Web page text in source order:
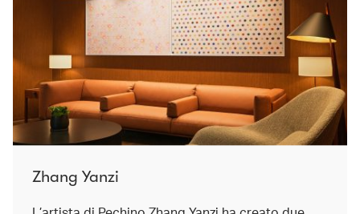
Zhang Yanzi